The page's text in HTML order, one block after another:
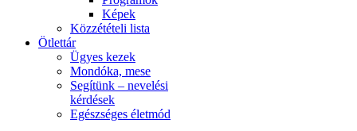
Képek
Közzétételi lista
Ötlettár
Ügyes kezek
Mondóka, mese
Segítünk – nevelési
kérdések
Egészséges életmód